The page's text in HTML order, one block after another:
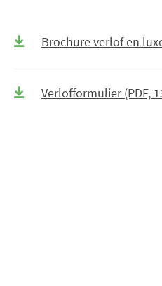
Brochure verlof en
Verlofformulier (PDF,